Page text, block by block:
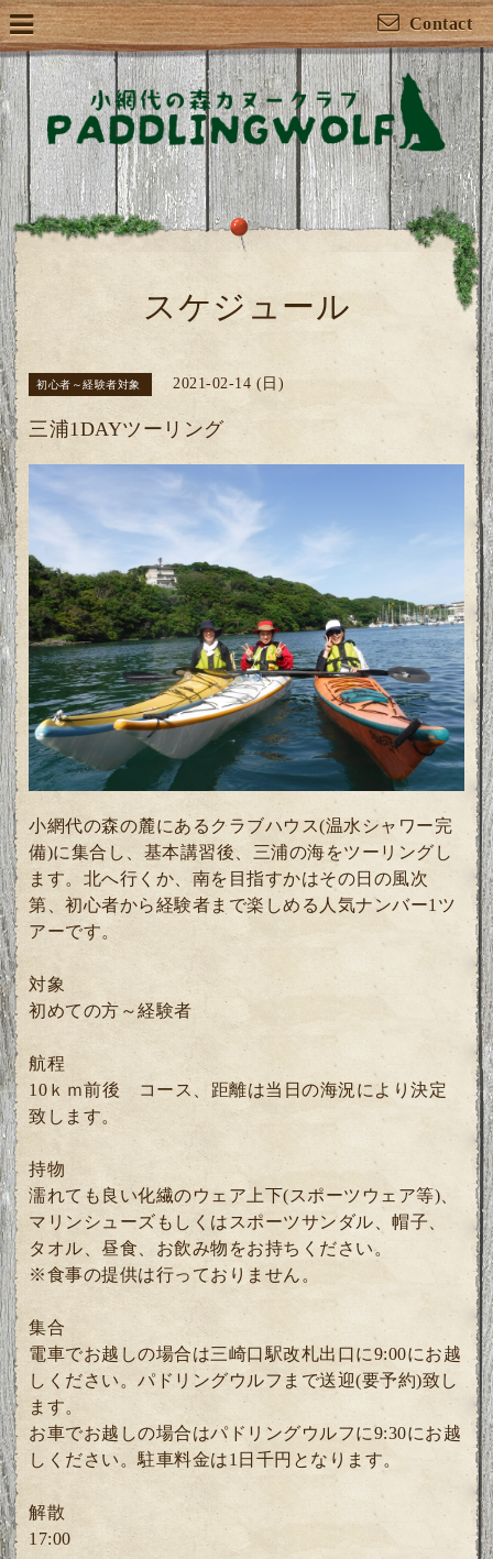
Contact
スケジュール
初心者～経験者対象 2021-02-14 (日)
三浦1DAYツーリング
小網代の森の麓にあるクラブハウス(温水シャワー完
備)に集合し、基本講習後、三浦の海をツーリングし
ます。北へ行くか、南を目指すかはその日の風次
第、初心者から経験者まで楽しめる人気ナンバー1ツ
アーです。
対象
初めての方～経験者
航程
10ｋｍ前後 コース、距離は当日の海況により決定
致します。
持物
濡れても良い化繊のウェア上下(スポーツウェア等)、
マリンシューズもしくはスポーツサンダル、帽子、
タオル、昼食、お飲み物をお持ちください。
※食事の提供は行っておりません。
集合
電車でお越しの場合は三崎口駅改札出口に9:00にお越
しください。パドリングウルフまで送迎(要予約)致し
ます。
お車でお越しの場合はパドリングウルフに9:30にお越
しください。駐車料金は1日千円となります。
解散
17:00